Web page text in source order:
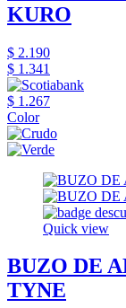
KURO
$ 2.190
$ 1.341
$ 1.267
Color
Quick view
BUZO DE
TYNE